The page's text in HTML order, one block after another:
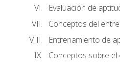
Evaluación de
Conceptos del
Entrenamiento de
Conceptos sobre